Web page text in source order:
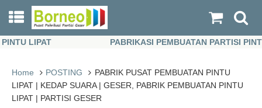
LIPAT
PABRIKASI PEMBUATAN PARTISI PINTU
Home
POSTING
PABRIK PUSAT PEMBUATAN PINTU
LIPAT | KEDAP SUARA | GESER, PABRIK PEMBUATAN PINTU
LIPAT | PARTISI GESER